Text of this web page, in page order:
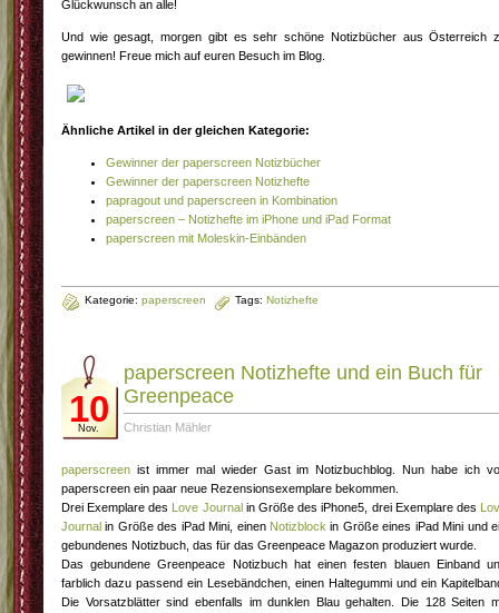
Glückwunsch an alle!
Und wie gesagt, morgen gibt es sehr schöne Notizbücher aus Österreich
gewinnen! Freue mich auf euren Besuch im Blog.
Ähnliche Artikel in der gleichen Kategorie:
Gewinner der paperscreen Notizbücher
Gewinner der paperscreen Notizhefte
papragout und paperscreen in Kombination
paperscreen – Notizhefte im iPhone und iPad Format
paperscreen mit Moleskin-Einbänden
Kategorie: paperscreen Tags: Notizhefte
10
Nov.
paperscreen Notizhefte und ein Buch für
Greenpeace
Christian Mähler
paperscreen ist immer mal wieder Gast im Notizbuchblog. Nun habe ich
paperscreen ein paar neue Rezensionsexemplare bekommen.
Drei Exemplare des Love Journalin Größe des iPhone5, drei Exemplare des
Journal in Größe des iPad Mini, einen Notizblock in Größe eines iPad Mini und
gebundenes Notizbuch, das für das Greenpeace Magazon produziert wurde.
Das gebundene Greenpeace Notizbuch hat einen festen blauen Einband
farblich dazu passend ein Lesebändchen, einen Haltegummi und ein
Die Vorsatzblätter sind ebenfalls im dunklen Blau gehalten. Die 128 Seiten